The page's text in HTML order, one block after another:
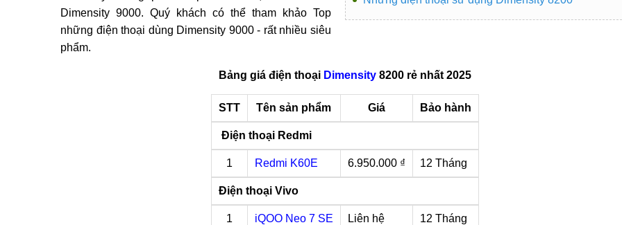
Dimensity 9000. Quý khách có thể tham khảo Top
những điện thoại dùng Dimensity 9000 - rất nhiều siêu
phẩm.
Bảng giá điện thoại Dimensity8200 rẻ nhất 2025
STT Tên sản phẩm Giá Bảo hành
Điện thoại Redmi
1 Redmi K60E 6.950.000 ₫ 12 Tháng
Điện thoại Vivo
1 iQOO Neo 7 SE Liên hệ 12 Tháng